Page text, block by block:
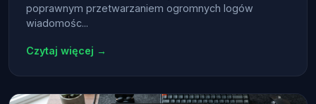
poprawnym przetwarzaniem ogromnych logów
wiadomośc...
Czytaj więcej →